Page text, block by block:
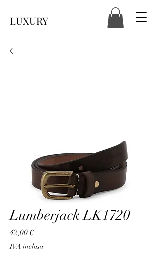
LUXURY
Lumberjack LK1720
42,00 €Prezzo
IVA inclusa